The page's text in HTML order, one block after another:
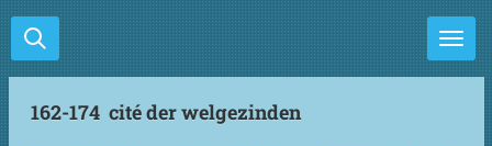
Ga
direct
naar
hoofdinhoud
162-174 cité der welgezinden